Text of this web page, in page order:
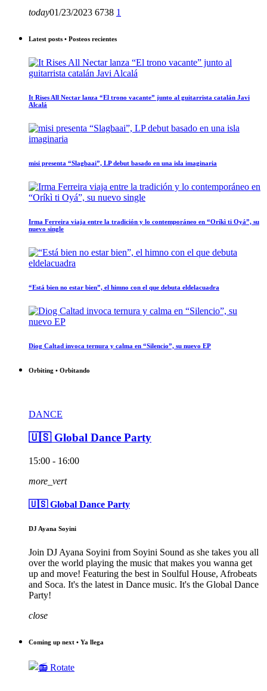
today01/23/2023 6738 1
Latest posts • Posteos recientes
It Rises All Nectar lanza “El trono vacante” junto al guitarrista catalán Javi
Alcalá
misi presenta “Slagbaai”, LP debut basado en una isla imaginaria
Irma Ferreira viaja entre la tradición y lo contemporáneo en “Oríkì ti Oyá”, su
nuevo single
“Está bien no estar bien”, el himno con el que debuta eldelacuadra
Diog Caltad invoca ternura y calma en “Silencio”, su nuevo EP
Orbiting • Orbitando
DANCE
🇺🇸 Global Dance Party
15:00 - 16:00
more_vert
🇺🇸 Global Dance Party
DJ Ayana Soyini
Join DJ Ayana Soyini from Soyini Sound as she takes you all
over the world playing the music that makes you wanna get
up and move! Featuring the best in Soulful House, Afrobeats
and Soca. It's the latest in Dance music. It's the Global Dance
Party!
close
Coming up next • Ya llega